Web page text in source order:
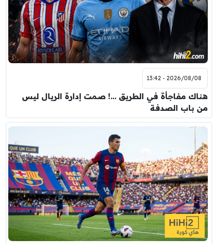
2026/08/08 - 13:42
هناك مفاجأة في الطريق …! صمت إدارة الريال ليس
من باب الصدفة